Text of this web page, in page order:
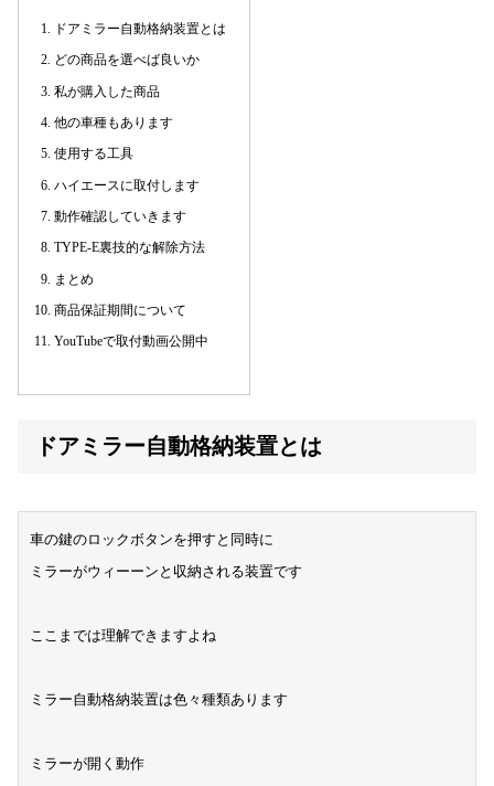
ドアミラー自動格納装置とは
どの商品を選べば良いか
私が購入した商品
他の車種もあります
使用する工具
ハイエースに取付します
動作確認していきます
TYPE-E裏技的な解除方法
まとめ
商品保証期間について
YouTubeで取付動画公開中
ドアミラー自動格納装置とは
車の鍵のロックボタンを押すと同時に
ミラーがウィーーンと収納される装置です
ここまでは理解できますよね
ミラー自動格納装置は色々種類あります
ミラーが開く動作